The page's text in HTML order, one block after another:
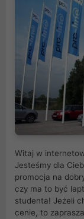
Witaj w
Jesteśmy dla
promocja na
czy ma to być
studenta! Jeżeli
cenie, to